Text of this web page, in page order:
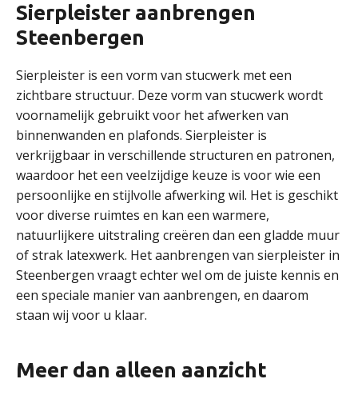
Sierpleister aanbrengen
Steenbergen
Sierpleister is een vorm van stucwerk met een
zichtbare structuur. Deze vorm van stucwerk wordt
voornamelijk gebruikt voor het afwerken van
binnenwanden en plafonds. Sierpleister is
verkrijgbaar in verschillende structuren en patronen,
waardoor het een veelzijdige keuze is voor wie een
persoonlijke en stijlvolle afwerking wil. Het is geschikt
voor diverse ruimtes en kan een warmere,
natuurlijkere uitstraling creëren dan een gladde muur
of strak latexwerk. Het aanbrengen van sierpleister in
Steenbergen vraagt echter wel om de juiste kennis en
een speciale manier van aanbrengen, en daarom
staan wij voor u klaar.
Meer dan alleen aanzicht